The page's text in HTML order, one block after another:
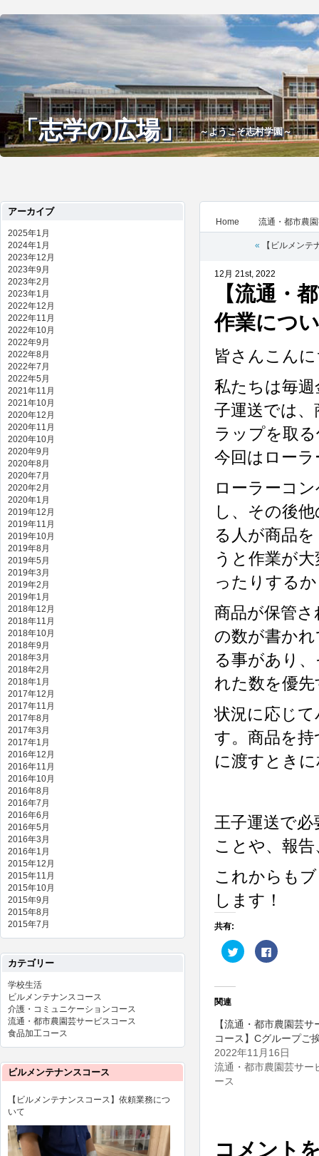
「志学の広場」 ～ようこそ志村学園～
Home 流通・都市農
« 【ビルメン
12月 21st, 2022
【流通・
作業につ
皆さんこん
私たちは毎
子運送では
ラップを取
今回はロー
ローラーコ
し、その後
る人が商品
うと作業が
ったりする
商品が保管
の数が書か
る事があり
れた数を優
状況に応じ
す。商品を
に渡すとき
王子運送で
ことや、報
これからも
します！
共有:
ク
リ
共
有
(新
し
い
ウ
ィ
Facebook
で
ク
リ
ッ
ク
し
て
く
ン
関連
【流通・都市農園芸サ
コース】Cグループご
2022年11月16日
流通・都市農園芸サー
ース
コメント
アーカイブ
2025年1月
2024年1月
2023年12月
2023年9月
2023年2月
2023年1月
2022年12月
2022年11月
2022年10月
2022年9月
2022年8月
2022年7月
2022年5月
2021年11月
2021年10月
2020年12月
2020年11月
2020年10月
2020年9月
2020年8月
2020年7月
2020年2月
2020年1月
2019年12月
2019年11月
2019年10月
2019年8月
2019年5月
2019年3月
2019年2月
2019年1月
2018年12月
2018年11月
2018年10月
2018年9月
2018年3月
2018年2月
2018年1月
2017年12月
2017年11月
2017年8月
2017年3月
2017年1月
2016年12月
2016年11月
2016年10月
2016年8月
2016年7月
2016年6月
2016年5月
2016年3月
2016年1月
2015年12月
2015年11月
2015年10月
2015年9月
2015年8月
2015年7月
カテゴリー
学校生活
ビルメンテナンスコース
介護・コミュニケーションコース
流通・都市農園芸サービスコース
食品加工コース
ビルメンテナンスコース
【ビルメンテナンスコース】依頼業務につ
いて